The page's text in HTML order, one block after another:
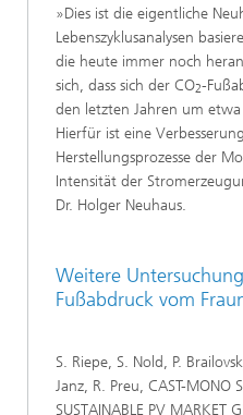
»Dies ist die eigentliche
Lebenszyklusanalysen
die heute immer noch
sich, dass sich der CO2-
den letzten Jahren um
Hierfür ist eine
Herstellungsprozesse der
Intensität der
Dr. Holger Neuhaus.
Weitere
Fußabdruck vom
S. Riepe, S. Nold, P.
Janz, R. Preu, CAST-MONO
SUSTAINABLE PV MARKET